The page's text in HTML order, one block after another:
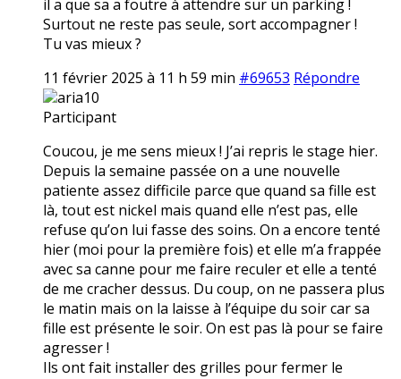
il a que sa a foutre à attendre sur un parking !
Surtout ne reste pas seule, sort accompagner !
Tu vas mieux ?
11 février 2025 à 11 h 59 min #69653 Répondre
aria10
Participant
Coucou, je me sens mieux ! J’ai repris le stage hier.
Depuis la semaine passée on a une nouvelle
patiente assez difficile parce que quand sa fille est
là, tout est nickel mais quand elle n’est pas, elle
refuse qu’on lui fasse des soins. On a encore tenté
hier (moi pour la première fois) et elle m’a frappée
avec sa canne pour me faire reculer et elle a tenté
de me cracher dessus. Du coup, on ne passera plus
le matin mais on la laisse à l’équipe du soir car sa
fille est présente le soir. On est pas là pour se faire
agresser !
Ils ont fait installer des grilles pour fermer le